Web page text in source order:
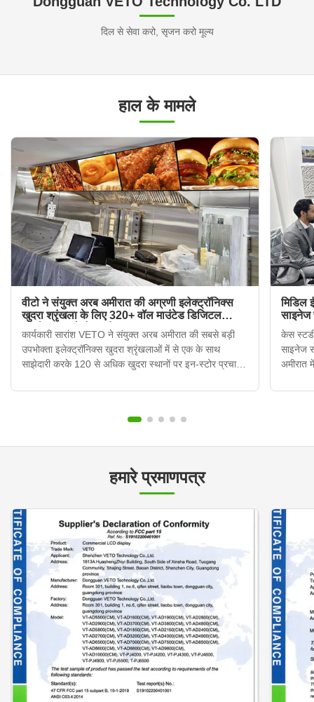
दिल से सेवा करो, सृजन करो मूल्य
हाल के मामले
वीटो ने संयुक्त अरब अमीरात की अग्रणी इलेक्ट्रॉनिक्स
खुदरा श्रृंखला के लिए 320+ वॉल माउंटेड डिजिटल
साइनेज डिस्प्ले तैनात किए
कार्यकारी सारांश VETO ने संयुक्त अरब अमीरात की सबसे बड़ी
उपभोक्ता इलेक्ट्रॉनिक्स खुदरा श्रृंखलाओं में से एक के साथ
साझेदारी करके 120 से अधिक खुदरा स्थानों पर इन-स्टोर प्रचार
प्रणाली के साथ एकीकृत 320 से अधिक दीवार-माउंटेड डिजिटल
मिडिल
साइनेज
केस
साइनेज
अमीरात
मुद्रित
हमारे प्रमाणपत्र